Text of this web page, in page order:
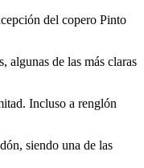
del copero Pinto
algunas de las más claras
Incluso a renglón
siendo una de las